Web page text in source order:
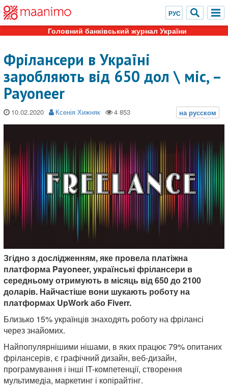
Головний банківський журнал України
Фрілансери в Україні
заробляють від 650 дол \ міс, –
Payoneer
10.02.2020 Ксенія Хижняк
Згідно з дослідженням, яке провела платіжна
платформа Payoneer, українські фрілансери в
середньому отримують в місяць від 650 до 2100
доларів. Найчастіше вони шукають роботу на
платформах UpWork або Fiverr.
Близько 15% українців знаходять роботу на фрілансі
через знайомих.
Найпопулярнішими нішами, в яких працює 79% опитаних
фрілансерів, є графічний дизайн, веб-дизайн,
програмування і інші IT-компетенції, створення
мультимедіа, маркетинг і копірайтінг.